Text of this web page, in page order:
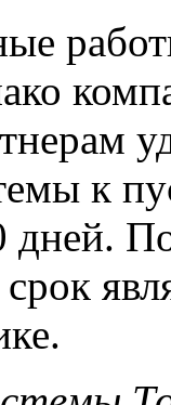
к
дней.